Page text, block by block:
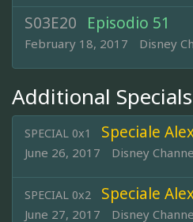
S03E20 Episodio 51
February 18, 2017 Disney
Additional Specials
SPECIAL 0x1 Speciale
June 26, 2017 Disney
SPECIAL 0x2 Speciale
June 27, 2017 Disney